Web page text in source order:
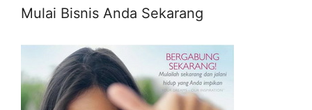
Mulai Bisnis Anda Sekarang